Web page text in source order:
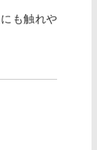
も触れや